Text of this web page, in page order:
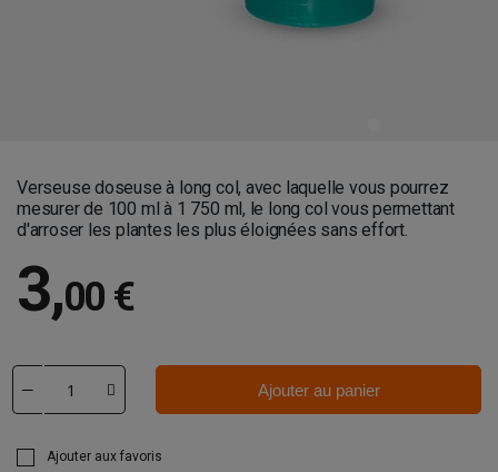
Verseuse doseuse à long col, avec laquelle vous pourrez
mesurer de 100 ml à 1 750 ml, le long col vous permettant
d'arroser les plantes les plus éloignées sans effort.
3,00 €
Ajouter au panier
Ajouter aux favoris